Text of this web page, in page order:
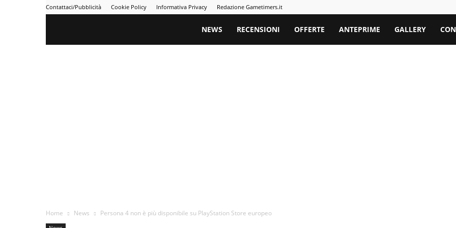
Contattaci/Pubblicità Cookie Policy Informativa Privacy Redazione Gametimers.it
Gametimers
NEWS RECENSIONI OFFERTE ANTEPRIME GALLERY
Home News Persona 4 non è più disponibile su PlayStation Store europeo